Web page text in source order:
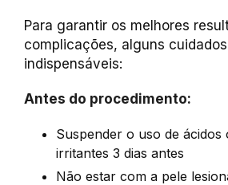
Para garantir os melhores
complicações, alguns
indispensáveis:
Antes do procedimento:
Suspender o uso de ácidos
irritantes 3 dias antes
Não estar com a pele